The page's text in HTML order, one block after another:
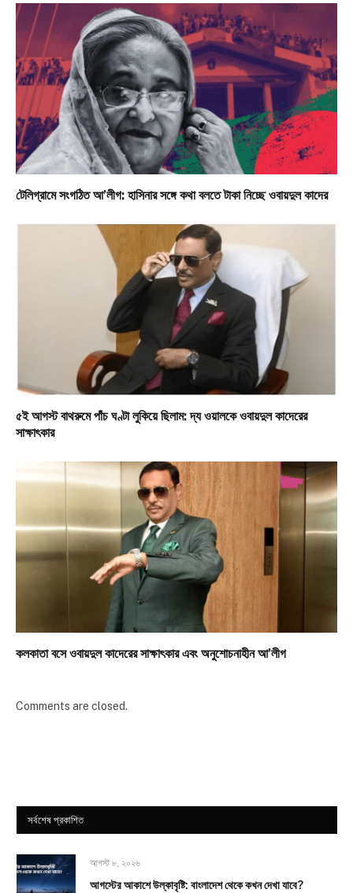
টেলিগ্রামে সংগঠিত আ’লীগ: হাসিনার সঙ্গে কথা বলতে টাকা নিচ্ছে ওবায়দুল কাদের
৫ই আগস্ট বাথরুমে পাঁচ ঘণ্টা লুকিয়ে ছিলাম: দ্য ওয়ালকে ওবায়দুল কাদেরের
সাক্ষাৎকার
কলকাতা বসে ওবায়দুল কাদেরের সাক্ষাৎকার এবং অনুশোচনাহীন আ’লীগ
Comments are closed.
সর্বশেষ প্রকাশিত
আগস্ট ৮, ২০২৬
আগস্টের আকাশে উল্কাবৃষ্টি: বাংলাদেশ থেকে কখন দেখা যাবে?